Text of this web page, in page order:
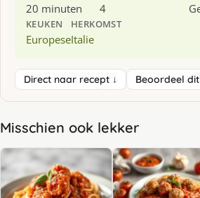
20 minuten 4
KEUKEN
Europese
HERKOMST
Italie
Direct naar recept ↓ Beoordeel
Misschien ook lekker